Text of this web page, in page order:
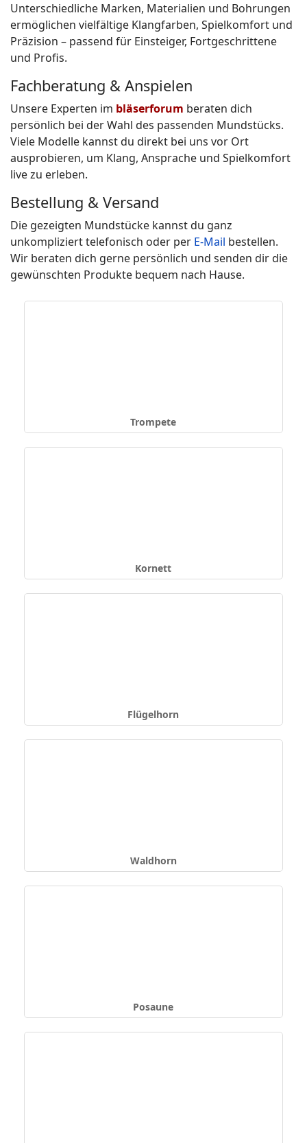
Unterschiedliche Marken, Materialien und Bohrungen
ermöglichen vielfältige Klangfarben, Spielkomfort und
Präzision – passend für Einsteiger, Fortgeschrittene
und Profis.
Fachberatung & Anspielen
Unsere Experten im bläserforum beraten dich
persönlich bei der Wahl des passenden Mundstücks.
Viele Modelle kannst du direkt bei uns vor Ort
ausprobieren, um Klang, Ansprache und Spielkomfort
live zu erleben.
Bestellung & Versand
Die gezeigten Mundstücke kannst du ganz
unkompliziert telefonisch oder per E‑Mail bestellen.
Wir beraten dich gerne persönlich und senden dir die
gewünschten Produkte bequem nach Hause.
Trompete
Kornett
Flügelhorn
Waldhorn
Posaune